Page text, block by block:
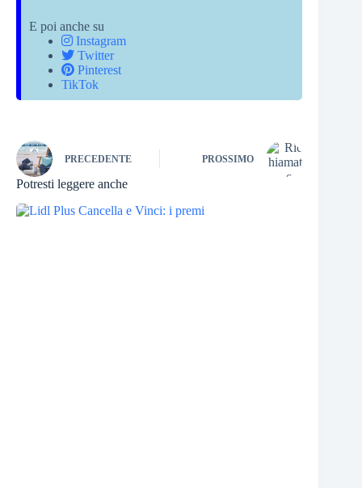
E poi anche su
Instagram
Twitter
Pinterest
TikTok
PRECEDENTE PROSSIMO
Potresti leggere anche